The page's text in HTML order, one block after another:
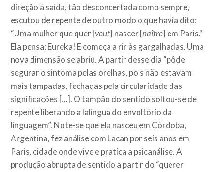
direção à saída, tão desconcertada como sempre,
escutou de repente de outro modo o que havia dito:
“Uma mulher que quer [veut] nascer [naître] em Paris.”
Ela pensa: Eureka! E começa a rir às gargalhadas. Uma
nova dimensão se abriu. A partir desse dia “pôde
segurar o sintoma pelas orelhas, pois não estavam
mais tampadas, fechadas pela circularidade das
significações […]. O tampão do sentido soltou-se de
repente liberando a lalíngua do envoltório da
linguagem”. Note-se que ela nasceu em Córdoba,
Argentina, fez análise com Lacan por seis anos em
Paris, cidade onde vive e pratica a psicanálise. A
produção abrupta de sentido a partir do “querer